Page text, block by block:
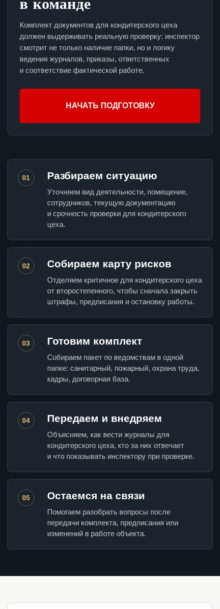
Комплект документов для кондитерского цеха
должен выдерживать реальную проверку: инспектор
смотрит не только наличие папки, но и логику
ведения журналов, приказы, ответственных
и соответствие фактической работе.
НАЧАТЬ ПОДГОТОВКУ
01 Разбираем ситуацию
Уточняем вид деятельности, помещение,
сотрудников, текущую документацию
и срочность проверки для кондитерского
цеха.
02 Собираем карту рисков
Отделяем критичное для кондитерского цеха
от второстепенного, чтобы сначала закрыть
штрафы, предписания и остановку работы.
03 Готовим комплект
Собираем пакет по ведомствам в одной
папке: санитарный, пожарный, охрана труда,
кадры, договорная база.
04 Передаем и внедряем
Объясняем, как вести журналы для
кондитерского цеха, кто за них отвечает
и что показывать инспектору при проверке.
05 Остаемся на связи
Помогаем разобрать вопросы после
передачи комплекта, предписания или
изменений в работе объекта.